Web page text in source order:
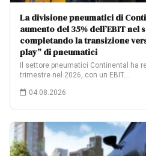
La divisione pneumatici di
aumento del 35% dell’EBIT
completando la transizione
play” di pneumatici
Il settore pneumatici Continental ha
trimestre nel 2026, con un EBIT…
04.08.2026